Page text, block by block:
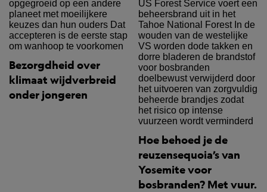
Bezorgdheid over
klimaat wijdverbreid
onder jongeren
Hoe behoed je de
reuzensequoia’s van
Yosemite voor
bosbranden? Met vuur.